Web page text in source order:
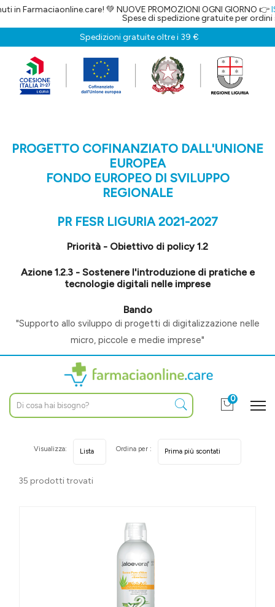
💚 NUOVE PROMOZIONI OGNI GIORNO 👉 ISCRIVITI
Spese di spedizione gratuite per ordini superiori a
Spedizioni gratuite oltre i 39 €
PROGETTO COFINANZIATO DALL'UNIONE
EUROPEA
FONDO EUROPEO DI SVILUPPO
REGIONALE
PR FESR LIGURIA 2021-2027
Priorità - Obiettivo di policy 1.2
Azione 1.2.3 - Sostenere l'introduzione di pratiche e
tecnologie digitali nelle imprese
Bando
"Supporto allo sviluppo di progetti di digitalizzazione nelle
micro, piccole e medie imprese"
0
35 prodotti trovati
Visualizza: Ordina per :